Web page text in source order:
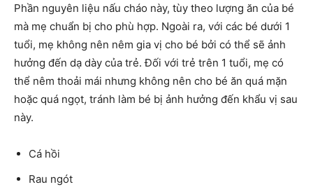
Phần nguyên liệu nấu cháo này, tùy theo lượng ăn của bé
mà mẹ chuẩn bị cho phù hợp. Ngoài ra, với các bé dưới 1
tuổi, mẹ không nên nêm gia vị cho bé bởi có thể sẽ ảnh
hưởng đến dạ dày của trẻ. Đối với trẻ trên 1 tuổi, mẹ có
thể nêm thoải mái nhưng không nên cho bé ăn quá mặn
hoặc quá ngọt, tránh làm bé bị ảnh hưởng đến khẩu vị sau
này.
Cá hồi
Rau ngót